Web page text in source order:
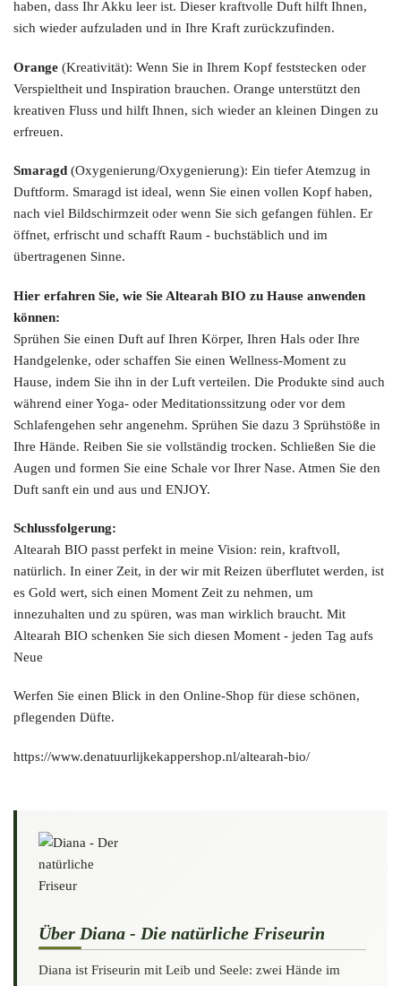
haben, dass Ihr Akku leer ist. Dieser kraftvolle Duft hilft Ihnen,
sich wieder aufzuladen und in Ihre Kraft zurückzufinden.
Orange (Kreativität): Wenn Sie in Ihrem Kopf feststecken oder
Verspieltheit und Inspiration brauchen. Orange unterstützt den
kreativen Fluss und hilft Ihnen, sich wieder an kleinen Dingen zu
erfreuen.
Smaragd (Oxygenierung/Oxygenierung): Ein tiefer Atemzug in
Duftform. Smaragd ist ideal, wenn Sie einen vollen Kopf haben,
nach viel Bildschirmzeit oder wenn Sie sich gefangen fühlen. Er
öffnet, erfrischt und schafft Raum - buchstäblich und im
übertragenen Sinne.
Hier erfahren Sie, wie Sie Altearah BIO zu Hause anwenden
können:
Sprühen Sie einen Duft auf Ihren Körper, Ihren Hals oder Ihre
Handgelenke, oder schaffen Sie einen Wellness-Moment zu
Hause, indem Sie ihn in der Luft verteilen. Die Produkte sind auch
während einer Yoga- oder Meditationssitzung oder vor dem
Schlafengehen sehr angenehm. Sprühen Sie dazu 3 Sprühstöße in
Ihre Hände. Reiben Sie sie vollständig trocken. Schließen Sie die
Augen und formen Sie eine Schale vor Ihrer Nase. Atmen Sie den
Duft sanft ein und aus und ENJOY.
Schlussfolgerung:
Altearah BIO passt perfekt in meine Vision: rein, kraftvoll,
natürlich. In einer Zeit, in der wir mit Reizen überflutet werden, ist
es Gold wert, sich einen Moment Zeit zu nehmen, um
innezuhalten und zu spüren, was man wirklich braucht. Mit
Altearah BIO schenken Sie sich diesen Moment - jeden Tag aufs
Neue
Werfen Sie einen Blick in den Online-Shop für diese schönen,
pflegenden Düfte.
https://www.denatuurlijkekappershop.nl/altearah-bio/
Über Diana - Die natürliche Friseurin
Diana ist Friseurin mit Leib und Seele: zwei Hände im